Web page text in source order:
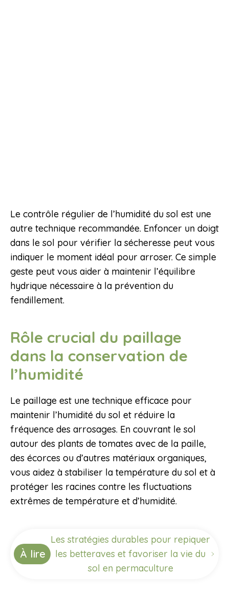
Le contrôle régulier de l’humidité du sol est une
autre technique recommandée. Enfoncer un doigt
dans le sol pour vérifier la sécheresse peut vous
indiquer le moment idéal pour arroser. Ce simple
geste peut vous aider à maintenir l’équilibre
hydrique nécessaire à la prévention du
fendillement.
Rôle crucial du paillage
dans la conservation de
l’humidité
Le paillage est une technique efficace pour
maintenir l’humidité du sol et réduire la
fréquence des arrosages. En couvrant le sol
autour des plants de tomates avec de la paille,
des écorces ou d’autres matériaux organiques,
vous aidez à stabiliser la température du sol et à
protéger les racines contre les fluctuations
extrêmes de température et d’humidité.
À lire
Les stratégies durables pour repiquer
les betteraves et favoriser la vie du
sol en permaculture